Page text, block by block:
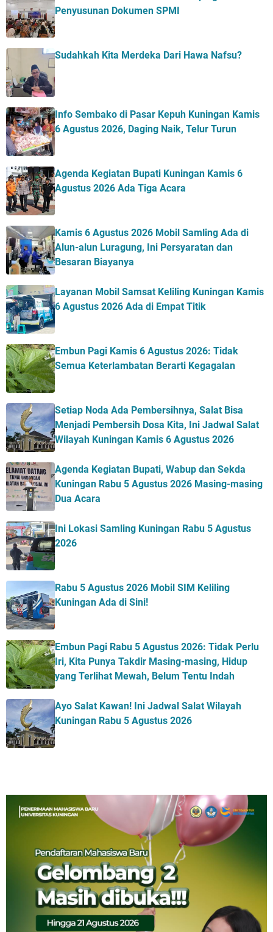
Penyusunan Dokumen SPMI
Sudahkah Kita Merdeka Dari Hawa Nafsu?
Info Sembako di Pasar Kepuh Kuningan Kamis
6 Agustus 2026, Daging Naik, Telur Turun
Agenda Kegiatan Bupati Kuningan Kamis 6
Agustus 2026 Ada Tiga Acara
Kamis 6 Agustus 2026 Mobil Samling Ada di
Alun-alun Luragung, Ini Persyaratan dan
Besaran Biayanya
Layanan Mobil Samsat Keliling Kuningan Kamis
6 Agustus 2026 Ada di Empat Titik
Embun Pagi Kamis 6 Agustus 2026: Tidak
Semua Keterlambatan Berarti Kegagalan
Setiap Noda Ada Pembersihnya, Salat Bisa
Menjadi Pembersih Dosa Kita, Ini Jadwal Salat
Wilayah Kuningan Kamis 6 Agustus 2026
Agenda Kegiatan Bupati, Wabup dan Sekda
Kuningan Rabu 5 Agustus 2026 Masing-masing
Dua Acara
Ini Lokasi Samling Kuningan Rabu 5 Agustus
2026
Rabu 5 Agustus 2026 Mobil SIM Keliling
Kuningan Ada di Sini!
Embun Pagi Rabu 5 Agustus 2026: Tidak Perlu
Iri, Kita Punya Takdir Masing-masing, Hidup
yang Terlihat Mewah, Belum Tentu Indah
Ayo Salat Kawan! Ini Jadwal Salat Wilayah
Kuningan Rabu 5 Agustus 2026